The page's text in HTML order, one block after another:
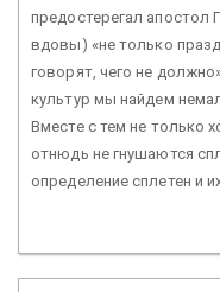
предостерегал
вдовы) «не только
говорят, чего не
культур мы найдем
Вместе с тем не только
отнюдь не гнушаются
определение сплетен и